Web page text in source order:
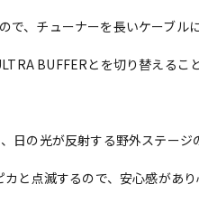
、チューナーを長いケーブル
BUFFERとを切り替えること
日の光が反射する野外ステー
と点滅するので、安心感があ